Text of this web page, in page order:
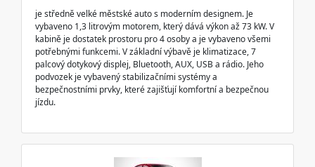
je středně velké městské auto s moderním designem. Je
vybaveno 1,3 litrovým motorem, který dává výkon až 73 kW. V
kabině je dostatek prostoru pro 4 osoby a je vybaveno všemi
potřebnými funkcemi. V základní výbavě je klimatizace, 7
palcový dotykový displej, Bluetooth, AUX, USB a rádio. Jeho
podvozek je vybavený stabilizačními systémy a
bezpečnostními prvky, které zajišťují komfortní a bezpečnou
jízdu.